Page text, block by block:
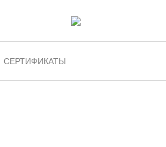
СЕРТИФИКАТЫ